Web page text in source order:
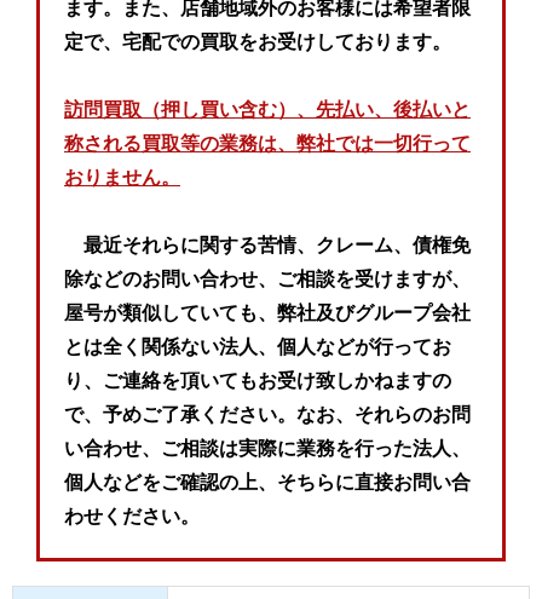
ます。また、店舗地域外のお客様には希望者限
定で、宅配での買取をお受けしております。
訪問買取（押し買い含む）、先払い、後払いと
称される買取等の業務は、弊社では一切行って
おりません。
最近それらに関する苦情、クレーム、債権免
除などのお問い合わせ、ご相談を受けますが、
屋号が類似していても、弊社及びグループ会社
とは全く関係ない法人、個人などが行ってお
り、ご連絡を頂いてもお受け致しかねますの
で、予めご了承ください。なお、それらのお問
い合わせ、ご相談は実際に業務を行った法人、
個人などをご確認の上、そちらに直接お問い合
わせください。